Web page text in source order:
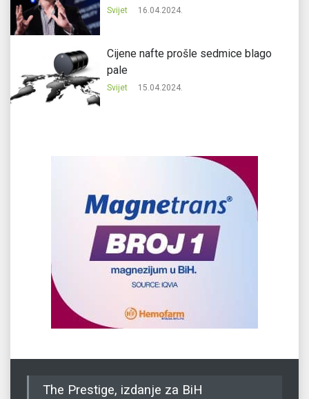
Svijet 16.04.2024.
Cijene nafte prošle sedmice blago
pale
Svijet 15.04.2024.
The Prestige, izdanje za BiH